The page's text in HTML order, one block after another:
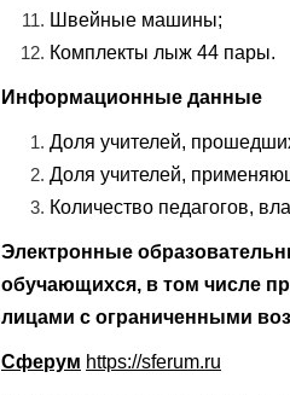
Швейные машины;
Комплекты лыж 44 пары.
Информационные данные
Доля учителей,
Доля учителей,
Количество педагогов,
Электронные
обучающихся, в том числе
лицами с ограниченными
Сферум https://sferum.ru